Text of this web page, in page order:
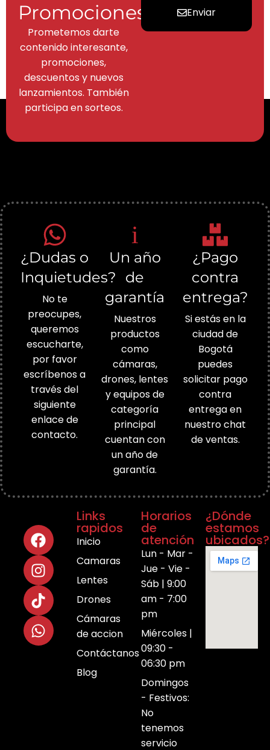
Promociones
Prometemos darte
contenido interesante,
promociones,
descuentos y nuevos
lanzamientos. También
participa en sorteos.
Enviar
¿Dudas o
Inquietudes?
No te
preocupes,
queremos
escucharte,
por favor
escríbenos a
través del
siguiente
enlace de
contacto.
Un año
de
garantía
Nuestros
productos
como
cámaras,
drones, lentes
y equipos de
categoría
principal
cuentan con
un año de
garantía.
¿Pago
contra
entrega?
Si estás en la
ciudad de
Bogotá
puedes
solicitar pago
contra
entrega en
nuestro chat
de ventas.
Links
rapidos
Inicio
Camaras
Lentes
Drones
Cámaras
de accion
Contáctanos
Blog
Horarios
de
atención
Lun - Mar -
Jue - Vie -
Sáb | 9:00
am - 7:00
pm
Miércoles |
09:30 -
06:30 pm
Domingos
- Festivos:
No
tenemos
servicio
¿Dónde
estamos
ubicados?